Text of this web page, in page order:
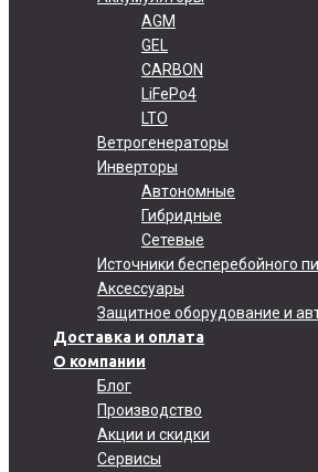
AGM
GEL
CARBON
LiFePo4
LTO
Ветрогенераторы
Инверторы
Автономные
Гибридные
Сетевые
Источники бесперебойного
Аксессуары
Защитное оборудование и
Доставка и оплата
О компании
Блог
Производство
Акции и скидки
Сервисы